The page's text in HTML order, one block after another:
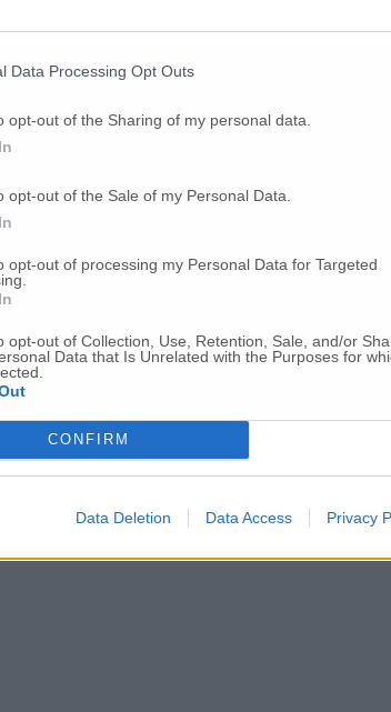
Data Processing Opt Outs
opt-out of the Sharing of my personal data.
opt-out of the Sale of my Personal Data.
opt-out of processing my Personal Data for Targeted
opt-out of Collection, Use, Retention, Sale, and/or
Data that Is Unrelated with the Purposes for
CONFIRM
Data Deletion Data Access Privacy
che stiamo portando avanti – afferma in una nota
tempi di risposta sempre più rapidi e una
delle nostre persone e della volontà di investire